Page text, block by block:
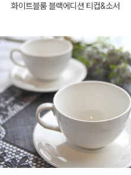
화이트블룸 블랙에디션 티컵&소서